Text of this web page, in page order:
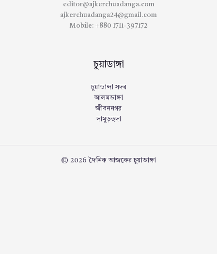
editor@ajkerchuadanga.com
ajkerchuadanga24@gmail.com
Mobile: +880 1711-397172
চুয়াডাঙ্গা
চুয়াডাঙ্গা সদর
আলমডাঙ্গা
জীবননগর
দামুড়হুদা
© 2026 দৈনিক আজকের চুয়াডাঙ্গা